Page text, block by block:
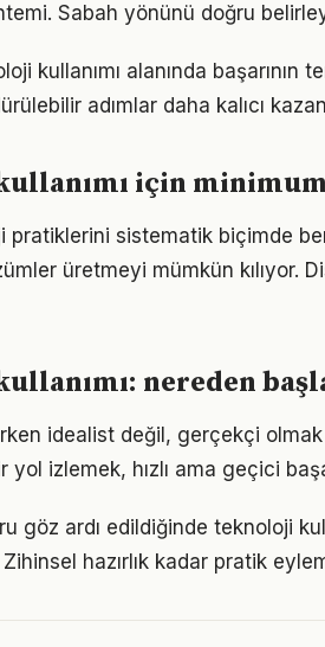
Sabah yönünü doğru
kullanımı alanında başarının
adımlar daha kalıcı
için
pratiklerini sistematik biçimde
üretmeyi mümkün kılıyor.
nereden
idealist değil, gerçekçi
yol izlemek, hızlı ama geçici
göz ardı edildiğinde teknoloji
hazırlık kadar pratik